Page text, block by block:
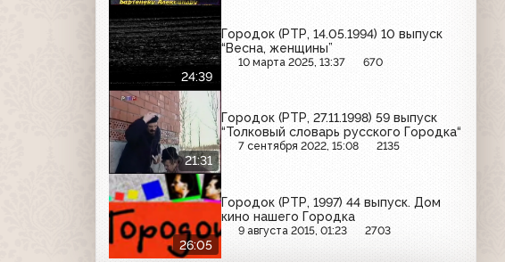
24:39
Городок (РТР, 14.05.1994) 10 выпуск
“Весна, женщины”
10 марта 2025, 13:37 670
21:31
Городок (РТР, 27.11.1998) 59 выпуск
“Толковый словарь русского Городка“
7 сентября 2022, 15:08 2135
26:05
Городок (РТР, 1997) 44 выпуск. Дом
кино нашего Городка
9 августа 2015, 01:23 2703